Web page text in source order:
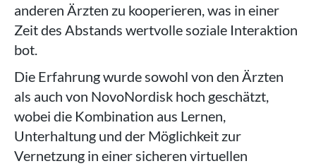
anderen Ärzten zu kooperieren, was in einer
Zeit des Abstands wertvolle soziale Interaktion
bot.
Die Erfahrung wurde sowohl von den Ärzten
als auch von NovoNordisk hoch geschätzt,
wobei die Kombination aus Lernen,
Unterhaltung und der Möglichkeit zur
Vernetzung in einer sicheren virtuellen